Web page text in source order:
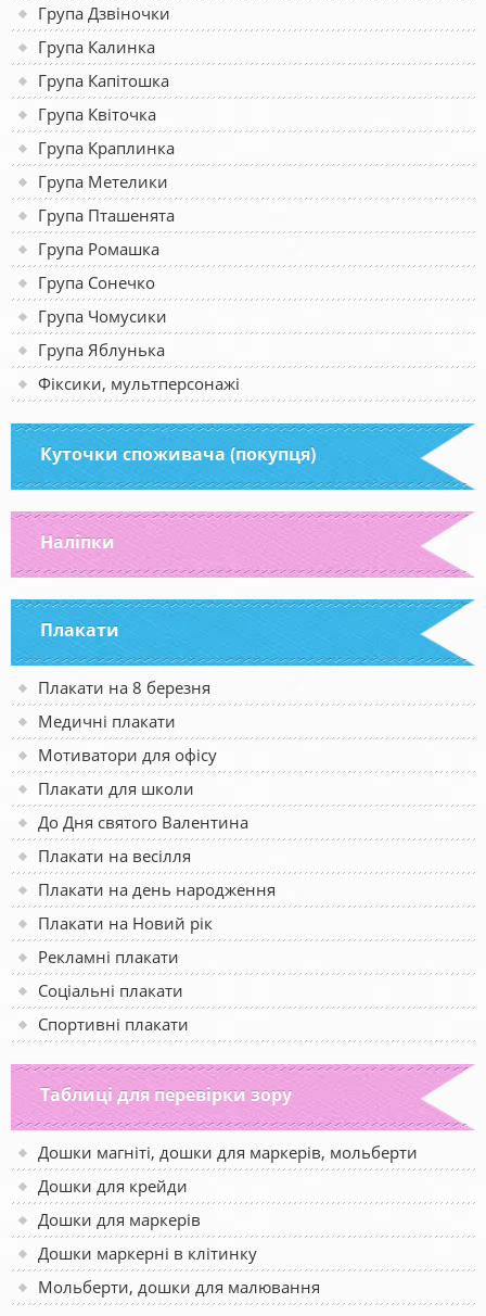
Група Дзвіночки
Група Калинка
Група Капітошка
Група Квіточка
Група Краплинка
Група Метелики
Група Пташенята
Група Ромашка
Група Сонечко
Група Чомусики
Група Яблунька
Фіксики, мультперсонажі
Куточки споживача (покупця)
Наліпки
Плакати
Плакати на 8 березня
Медичні плакати
Мотиватори для офісу
Плакати для школи
До Дня святого Валентина
Плакати на весілля
Плакати на день народження
Плакати на Новий рік
Рекламні плакати
Соціальні плакати
Спортивні плакати
Таблиці для перевірки зору
Дошки магніті, дошки для маркерів, мольберти
Дошки для крейди
Дошки для маркерів
Дошки маркерні в клітинку
Мольберти, дошки для малювання